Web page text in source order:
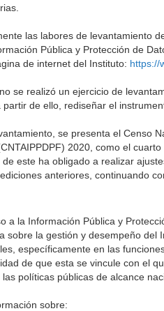
las labores de levantamiento
Pública y Protección de
de internet del Instituto: https://
se realizó un ejercicio de
de ello, rediseñar el
se presenta el Censo
2020, como el
este ha obligado a realizar
anteriores, continuando
a la Información Pública y
la gestión y desempeño del
específicamente en las
de que esta se vincule con el
políticas públicas de alcance
sobre: